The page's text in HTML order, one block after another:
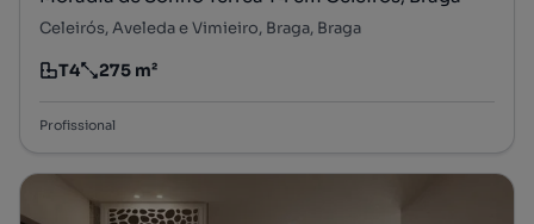
Celeirós, Aveleda e Vimieiro, Braga, Braga
Tipologia
T4
Preço por metro quadrado
275 m²
Profissional